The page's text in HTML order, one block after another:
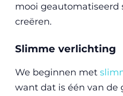
mooi geautomatiseerd
creëren.
Slimme verlichting
We beginnen met
want dat is één van de